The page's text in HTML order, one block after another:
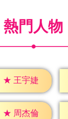
熱門人物
★ 王宇婕
★ 周杰倫